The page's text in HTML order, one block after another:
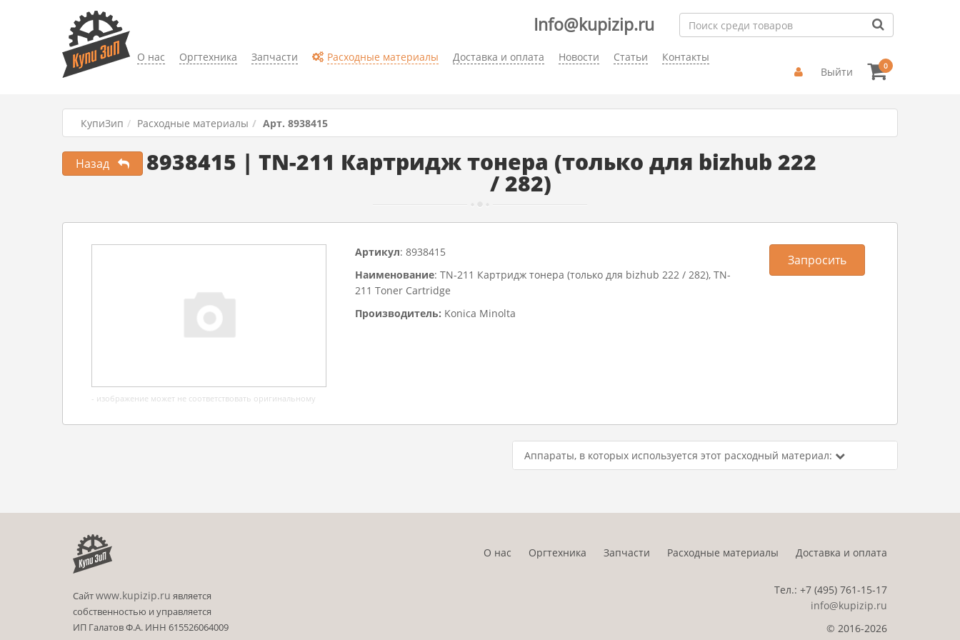
О нас Оргтехника Запчасти Расходные материалы Доставка и оплата Новости Статьи Контакты
Info@kupizip.ru
Выйти 0
КупиЗип Расходные материалы Арт. 8938415
Назад 8938415 | TN-211 Картридж тонера (только для bizhub 222
/ 282)
- изображение может не соответствовать оригинальному
Артикул: 8938415
Наименование: TN-211 Картридж тонера (только для bizhub 222 / 282), TN-
211 Toner Cartridge
Производитель: Konica Minolta
Запросить
Аппараты, в которых используется этот расходный материал:
Сайтwww.kupizip.ru является
собственностью и управляется
ИП Галатов Ф.А. ИНН 615526064009
О нас Оргтехника Запчасти Расходные материалы Доставка и оплата
Тел.: +7 (495) 761-15-17
info@kupizip.ru
© 2016-2026